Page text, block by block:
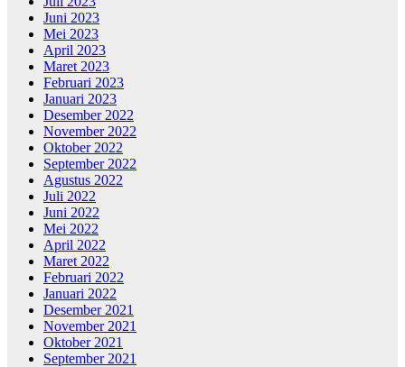
Juni 2023
Mei 2023
April 2023
Maret 2023
Februari 2023
Januari 2023
Desember 2022
November 2022
Oktober 2022
September 2022
Agustus 2022
Juli 2022
Juni 2022
Mei 2022
April 2022
Maret 2022
Februari 2022
Januari 2022
Desember 2021
November 2021
Oktober 2021
September 2021